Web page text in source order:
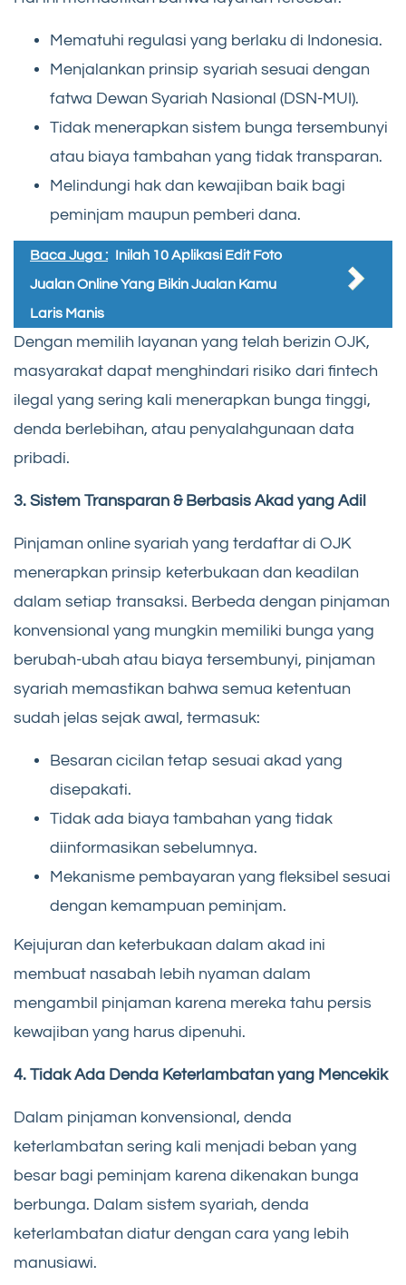
Mematuhi regulasi yang berlaku di Indonesia.
Menjalankan prinsip syariah sesuai dengan
fatwa Dewan Syariah Nasional (DSN-MUI).
Tidak menerapkan sistem bunga tersembunyi
atau biaya tambahan yang tidak transparan.
Melindungi hak dan kewajiban baik bagi
peminjam maupun pemberi dana.
Baca Juga : Inilah 10 Aplikasi Edit Foto
Jualan Online Yang Bikin Jualan Kamu
Laris Manis
Dengan memilih layanan yang telah berizin OJK,
masyarakat dapat menghindari risiko dari fintech
ilegal yang sering kali menerapkan bunga tinggi,
denda berlebihan, atau penyalahgunaan data
pribadi.
3. Sistem Transparan & Berbasis Akad yang Adil
Pinjaman online syariah yang terdaftar di OJK
menerapkan prinsip keterbukaan dan keadilan
dalam setiap transaksi. Berbeda dengan pinjaman
konvensional yang mungkin memiliki bunga yang
berubah-ubah atau biaya tersembunyi, pinjaman
syariah memastikan bahwa semua ketentuan
sudah jelas sejak awal, termasuk:
Besaran cicilan tetap sesuai akad yang
disepakati.
Tidak ada biaya tambahan yang tidak
diinformasikan sebelumnya.
Mekanisme pembayaran yang fleksibel sesuai
dengan kemampuan peminjam.
Kejujuran dan keterbukaan dalam akad ini
membuat nasabah lebih nyaman dalam
mengambil pinjaman karena mereka tahu persis
kewajiban yang harus dipenuhi.
4. Tidak Ada Denda Keterlambatan yang Mencekik
Dalam pinjaman konvensional, denda
keterlambatan sering kali menjadi beban yang
besar bagi peminjam karena dikenakan bunga
berbunga. Dalam sistem syariah, denda
keterlambatan diatur dengan cara yang lebih
manusiawi.